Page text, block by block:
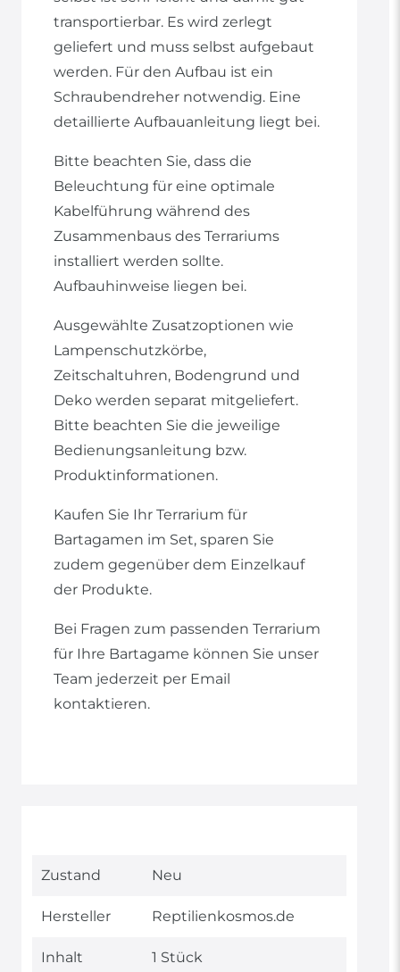
transportierbar. Es wird zerlegt
geliefert und muss selbst aufgebaut
werden. Für den Aufbau ist ein
Schraubendreher notwendig. Eine
detaillierte Aufbauanleitung liegt bei.
Bitte beachten Sie, dass die
Beleuchtung für eine optimale
Kabelführung während des
Zusammenbaus des Terrariums
installiert werden sollte.
Aufbauhinweise liegen bei.
Ausgewählte Zusatzoptionen wie
Lampenschutzkörbe,
Zeitschaltuhren, Bodengrund und
Deko werden separat mitgeliefert.
Bitte beachten Sie die jeweilige
Bedienungsanleitung bzw.
Produktinformationen.
Kaufen Sie Ihr Terrarium für
Bartagamen im Set, sparen Sie
zudem gegenüber dem Einzelkauf
der Produkte.
Bei Fragen zum passenden Terrarium
für Ihre Bartagame können Sie unser
Team jederzeit per Email
kontaktieren.
Technisches
Wert
Zustand Neu
Hersteller Reptilienkosmos.de
Inhalt 1 Stück